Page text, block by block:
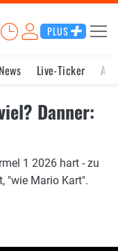
PLUS
News Live-Ticker
Danner:
1 2026 hart - zu
"wie Mario Kart".